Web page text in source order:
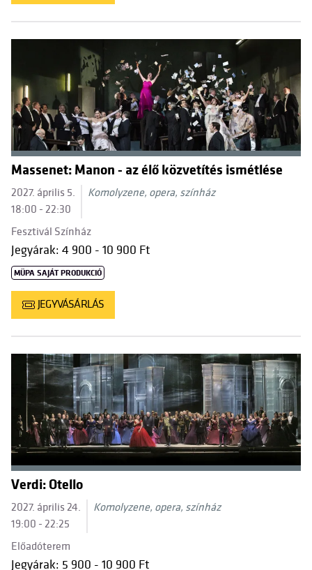
Massenet: Manon - az élő közvetítés ismétlése
2027. április 5.
18:00 - 22:30
Komolyzene, opera, színház
Fesztivál Színház
Jegyárak: 4 900 - 10 900 Ft
MÜPA SAJÁT PRODUKCIÓ
JEGYVÁSÁRLÁS
Verdi: Otello
2027. április 24.
19:00 - 22:25
Komolyzene, opera, színház
Előadóterem
Jegyárak: 5 900 - 10 900 Ft